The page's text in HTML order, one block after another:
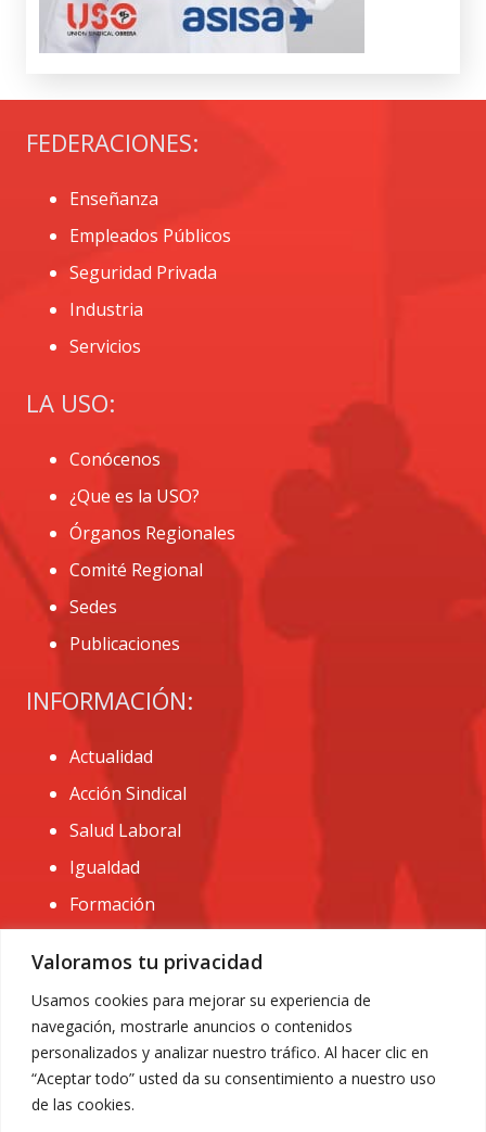
Valoramos tu privacidad
Usamos cookies para mejorar su experiencia de
navegación, mostrarle anuncios o contenidos
personalizados y analizar nuestro tráfico. Al hacer clic en
“Aceptar todo” usted da su consentimiento a nuestro uso
de las cookies.
FEDERACIONES:
Enseñanza
Empleados Públicos
Seguridad Privada
Industria
Servicios
LA USO:
Conócenos
¿Que es la USO?
Órganos Regionales
Comité Regional
Sedes
Publicaciones
INFORMACIÓN:
Actualidad
Acción Sindical
Salud Laboral
Igualdad
Formación
CONTACTO:
administracion@usomurcia.org
968 25 01 20
C/ Huerto de las bombas nº6. 30009 Murcia